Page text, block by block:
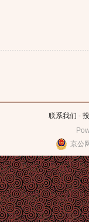
联系我们 -
京公